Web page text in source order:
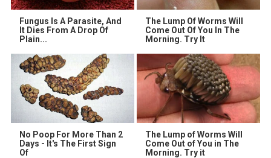
Fungus Is A Parasite, And
It Dies From A Drop Of
Plain...
The Lump Of Worms Will
Come Out Of You In The
Morning. Try It
No Poop For More Than 2
Days - It's The First Sign
Of
The Lump of Worms Will
Come Out of You in The
Morning. Try it